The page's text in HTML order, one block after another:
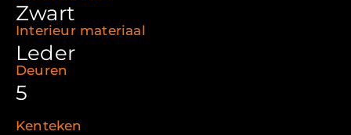
Zwart
Interieur materiaal
Leder
Deuren
5
Kenteken